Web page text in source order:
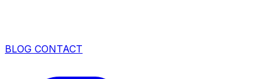
BLOG CONTACT